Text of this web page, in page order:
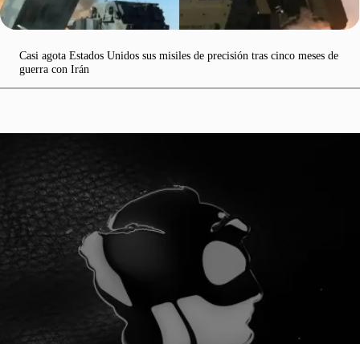
Casi agota Estados Unidos sus misiles de precisión tras cinco meses de
guerra con Irán
SOMOS